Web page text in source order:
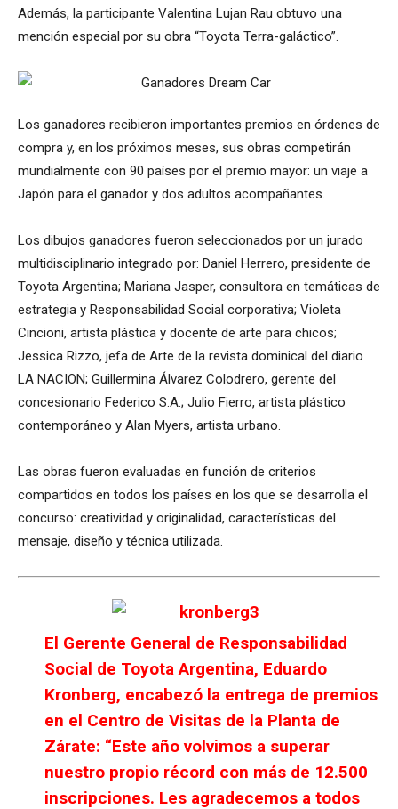
Además, la participante Valentina Lujan Rau obtuvo una
mención especial por su obra “Toyota Terra-galáctico”.
Los ganadores recibieron importantes premios en órdenes de
compra y, en los próximos meses, sus obras competirán
mundialmente con 90 países por el premio mayor: un viaje a
Japón para el ganador y dos adultos acompañantes.
Los dibujos ganadores fueron seleccionados por un jurado
multidisciplinario integrado por: Daniel Herrero, presidente de
Toyota Argentina; Mariana Jasper, consultora en temáticas de
estrategia y Responsabilidad Social corporativa; Violeta
Cincioni, artista plástica y docente de arte para chicos;
Jessica Rizzo, jefa de Arte de la revista dominical del diario
LA NACION; Guillermina Álvarez Colodrero, gerente del
concesionario Federico S.A.; Julio Fierro, artista plástico
contemporáneo y Alan Myers, artista urbano.
Las obras fueron evaluadas en función de criterios
compartidos en todos los países en los que se desarrolla el
concurso: creatividad y originalidad, características del
mensaje, diseño y técnica utilizada.
El Gerente General de Responsabilidad
Social de Toyota Argentina, Eduardo
Kronberg, encabezó la entrega de premios
en el Centro de Visitas de la Planta de
Zárate: “Este año volvimos a superar
nuestro propio récord con más de 12.500
inscripciones. Les agradecemos a todos